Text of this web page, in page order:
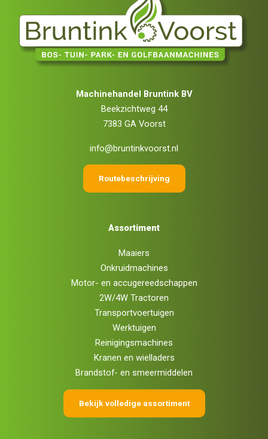
Machinehandel Bruntink BV
Beekzichtweg 44
7383 GA Voorst
info@bruntinkvoorst.nl
Routebeschrijving
Assortiment
Maaiers
Onkruidmachines
Motor- en accugereedschappen
2W/4W Tractoren
Transportvoertuigen
Werktuigen
Reinigingsmachines
Kranen en wielladers
Brandstof- en smeermiddelen
Bekijk volledige assortiment